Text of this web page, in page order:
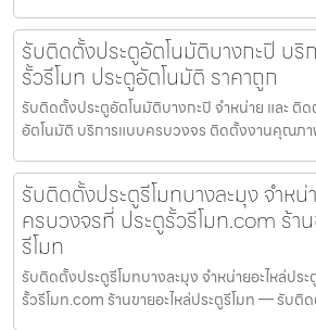
รับติดตั้งประตูอัตโนมัติบางกะปิ บริ
รั้วรีโมท ประตูอัตโนมัติ ราคาถูก
รับติดตั้งประตูอัตโนมัติบางกะปิ จำหน่าย และ ติด
อัตโนมัติ บริการแบบครบวงจร ติดตั้งงานคุณภา
รับติดตั้งประตูรีโมทบางละมุง จำหน่
ครบวงจรที่ ประตูรั้วรีโมท.com ร้า
รีโมท
รับติดตั้งประตูรีโมทบางละมุง จำหน่ายอะไหล่ปร
รั้วรีโมท.com ร้านขายอะไหล่ประตูรีโมท — รับติ